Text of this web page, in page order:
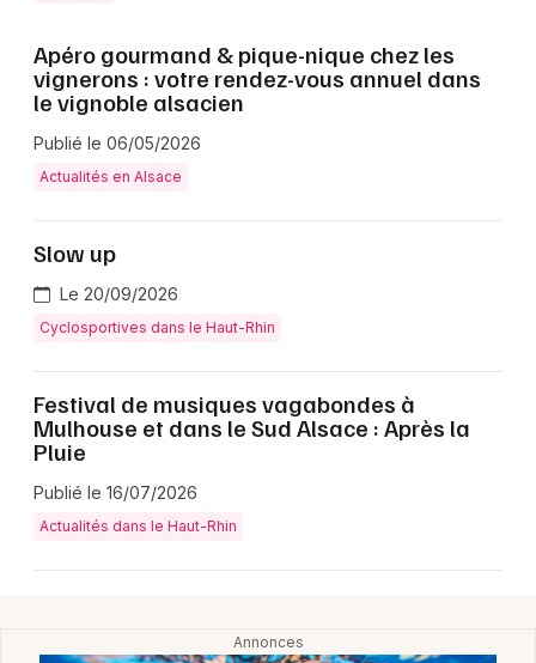
Actus tourisme & loisirs
Restaurants
68 - Haut-Rhin
Choisir mes départements
Mon email
Apéro gourmand & pique-nique chez les
vignerons : votre rendez-vous annuel dans
le vignoble alsacien
Publié le 06/05/2026
Actualités en Alsace
Slow up
Le 20/09/2026
Cyclosportives dans le Haut-Rhin
Festival de musiques vagabondes à
Mulhouse et dans le Sud Alsace : Après la
Pluie
Publié le 16/07/2026
Actualités dans le Haut-Rhin